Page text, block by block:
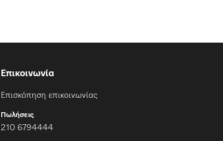
Επικοινωνία
Επισκόπηση επικοινωνίας
Πωλήσεις
210 6794444